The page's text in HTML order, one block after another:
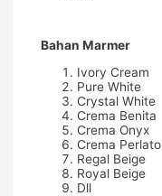
Bahan Marmer
Ivory Cream
Pure White
Crystal White
Crema Benita
Crema Onyx
Crema Perlato
Regal Beige
Royal Beige
Dll